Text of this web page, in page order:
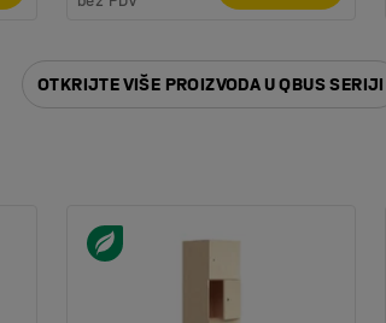
OTKRIJTE VIŠE PROIZVODA U QBUS SERIJI